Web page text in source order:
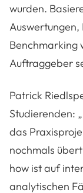
wurden.
Benchmarking
Auftraggeber
Patrick
Studierenden:
das
nochmals
how ist auf
analytischen